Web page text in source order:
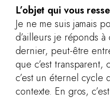
L’objet qui vous
Je ne me suis jamais
d’ailleurs je réponds
dernier, peut-être
que c’est transparent,
c’est un éternel cycle
contexte. En gros,